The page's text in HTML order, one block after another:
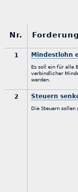
Nr.
1 Mindestlohn
Es soll ein für alle
verbindlicher
werden.
2 Steuern
Die Steuern sollen